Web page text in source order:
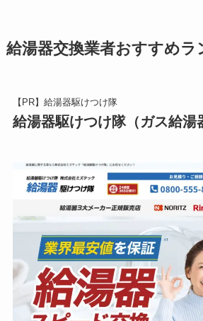
給湯器交換業者おすすめラ
【PR】給湯器駆けつけ隊
給湯器駆けつけ隊（ガス給湯